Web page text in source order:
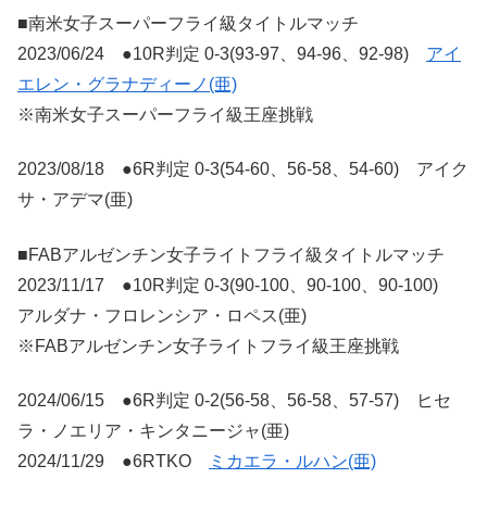
■南米女子スーパーフライ級タイトルマッチ
2023/06/24 ●10R判定 0-3(93-97、94-96、92-98) アイ
エレン・グラナディーノ(亜)
※南米女子スーパーフライ級王座挑戦
2023/08/18 ●6R判定 0-3(54-60、56-58、54-60) アイク
サ・アデマ(亜)
■FABアルゼンチン女子ライトフライ級タイトルマッチ
2023/11/17 ●10R判定 0-3(90-100、90-100、90-100)
アルダナ・フロレンシア・ロペス(亜)
※FABアルゼンチン女子ライトフライ級王座挑戦
2024/06/15 ●6R判定 0-2(56-58、56-58、57-57) ヒセ
ラ・ノエリア・キンタニージャ(亜)
2024/11/29 ●6RTKO
ミカエラ・ルハン(亜)